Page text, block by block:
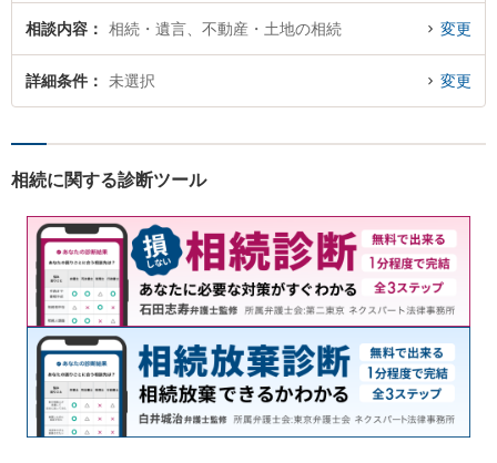
相談内容 相続・遺言、不動産・土地の相続 変更
詳細条件 未選択 変更
相続に関する診断ツール